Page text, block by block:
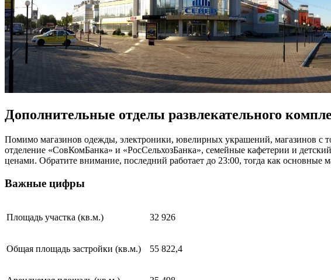
Дополнительные отделы развлекательного
Помимо магазинов одежды, электроники, ювелирных украшений, магазинов с
отделение «СовКомБанка» и «РосСельхозБанка», семейные кафетерии и
ценами. Обратите внимание, последний работает до 23:00, тогда как основные
Важные цифры
Площадь участка (кв.м.) 32 926
Общая площадь застройки (кв.м.) 55 822,4